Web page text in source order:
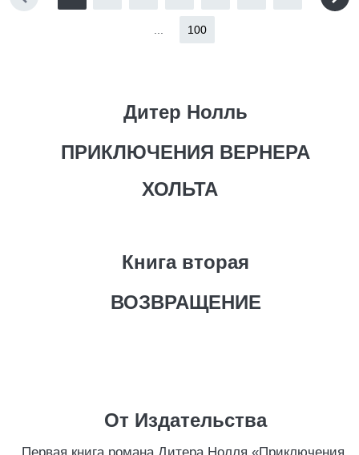
100
Дитер Нолль
ПРИКЛЮЧЕНИЯ ВЕРНЕРА
ХОЛЬТА
Книга вторая
ВОЗВРАЩЕНИЕ
От Издательства